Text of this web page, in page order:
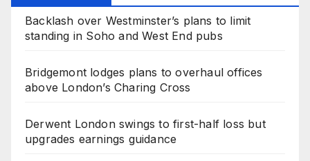
Backlash over Westminster’s plans to limit
standing in Soho and West End pubs
Bridgemont lodges plans to overhaul offices
above London’s Charing Cross
Derwent London swings to first-half loss but
upgrades earnings guidance